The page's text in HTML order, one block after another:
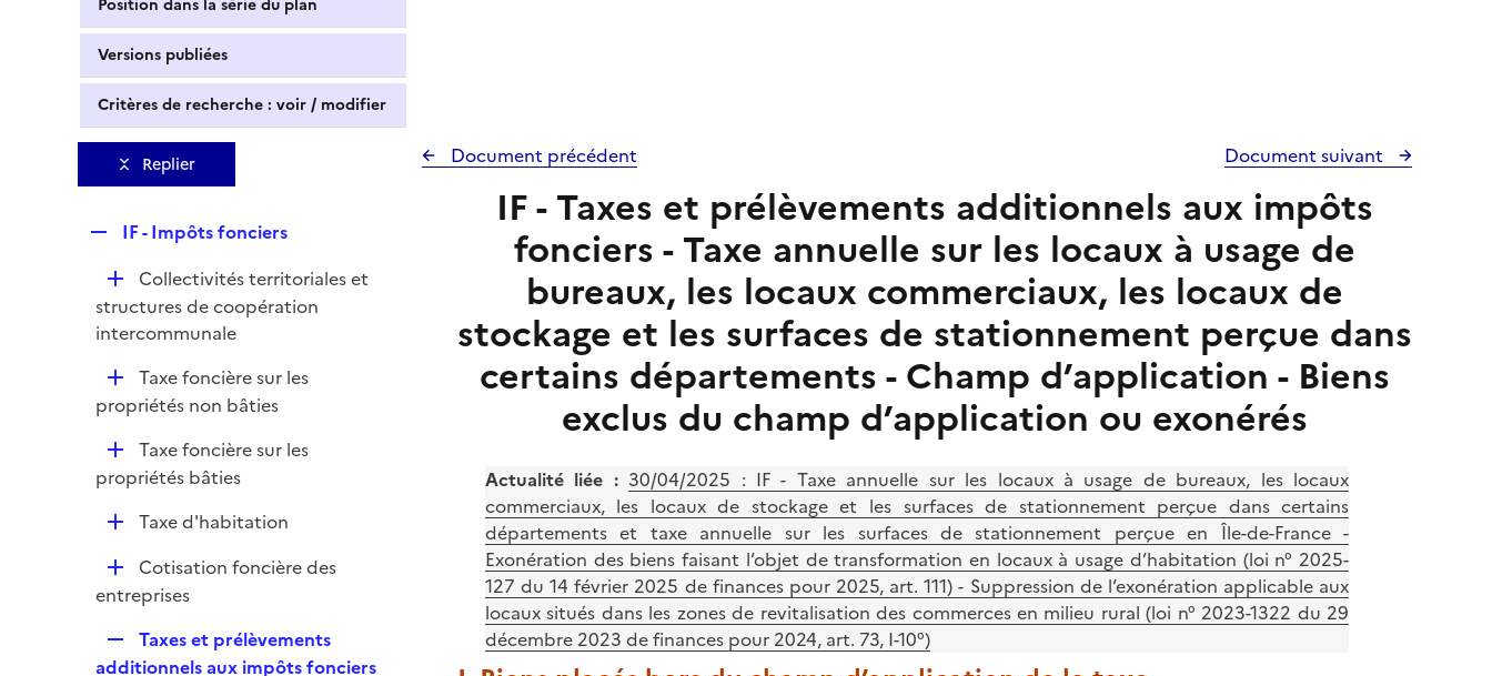
Position dans la série du plan
Versions publiées
Critères de recherche : voir / modifier
Replier
p
l
i
e
r
IF - Impôts fonciers
D
é
p
e
Collectivités territoriales et
structures de coopération
intercommunale
D
é
i
Taxe foncière sur les
propriétés non bâties
D
é
r
Taxe foncière sur les
propriétés bâties
D
l
e
Taxe d'habitation
D
é
Cotisation foncière des
entreprises
e
Taxes et prélèvements
additionnels aux impôts fonciers
Document précédent Document suivant
IF - Taxes et prélèvements additionnels aux impôts
fonciers - Taxe annuelle sur les locaux à usage de
bureaux, les locaux commerciaux, les locaux de
stockage et les surfaces de stationnement perçue dans
certains départements - Champ d’application - Biens
exclus du champ d’application ou exonérés
Actualité liée : 30/04/2025 : IF - Taxe annuelle sur les locaux à usage de bureaux, les locaux
commerciaux, les locaux de stockage et les surfaces de stationnement perçue dans certains
départements et taxe annuelle sur les surfaces de stationnement perçue en Île-de-France -
Exonération des biens faisant l’objet de transformation en locaux à usage d’habitation (loi n° 2025-
127 du 14 février 2025 de finances pour 2025, art. 111) - Suppression de l’exonération applicable aux
locaux situés dans les zones de revitalisation des commerces en milieu rural (loi n° 2023-1322 du 29
décembre 2023 de finances pour 2024, art. 73, I-10°)